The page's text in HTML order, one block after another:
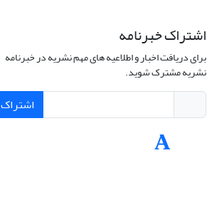
اشتراک خبرنامه
برای دریافت اخبار و اطلاعیه های مهم نشریه در خبرنامه
نشریه مشترک شوید.
اشتراک